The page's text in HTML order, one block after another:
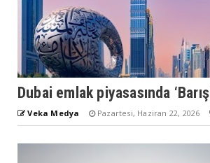
Dubai emlak piyasasında
Veka Medya Pazartesi, Haziran 22, 2026